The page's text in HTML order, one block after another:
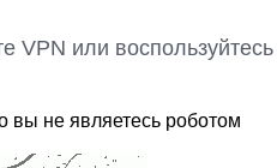
VPN или
вы не являетесь роботом